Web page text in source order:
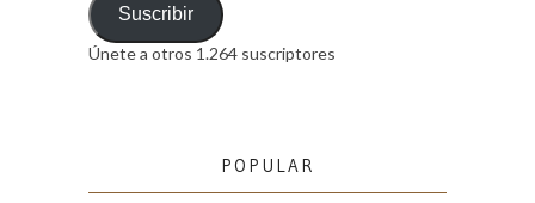
emailSuscribir
Únete a otros 1.264 suscriptores
POPULAR